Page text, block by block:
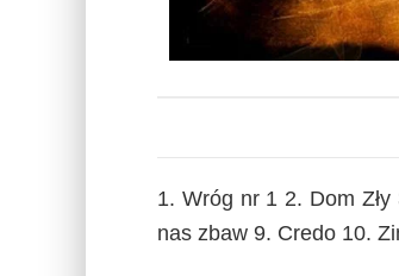
1. Wróg nr 1 2. Dom
nas zbaw 9. Credo 10.